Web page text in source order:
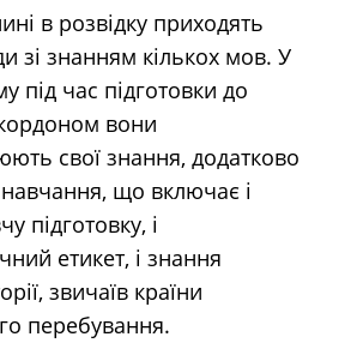
в розвідку приходять
зі знанням кількох мов. У
під час підготовки до
вони
свої знання, додатково
що включає і
підготовку, і
етикет, і знання
звичаїв країни
перебування.